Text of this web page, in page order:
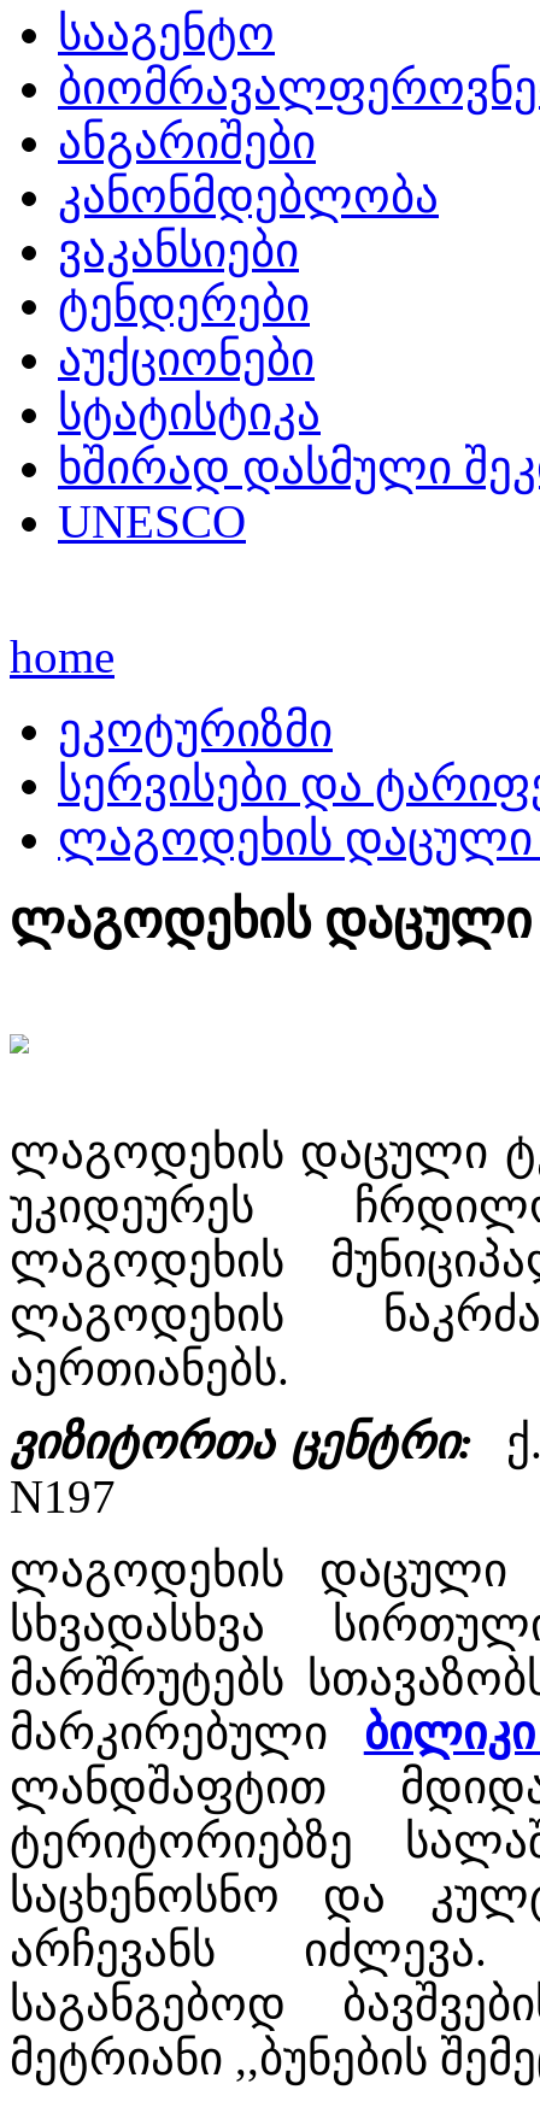
სააგენტო
ანგარიშები
კანონმდებლობა
ვაკანსიები
ტენდერები
აუქციონები
სტატისტიკა
ხშირად დასმული
UNESCO
home
ეკოტურიზმი
სერვისები და
ლაგოდეხის დაცული
ლაგოდეხის დაცული
ლაგოდეხის დაცული
უკიდეურეს
ლაგოდეხის
ლაგოდეხის
აერთიანებს.
ვიზიტორთა ცენტრი:
N197
ლაგოდეხის დაცული
სხვადასხვა
მარშრუტებს
მარკირებული
ლანდშაფტით
ტერიტორიებზე
საცხენოსნო და
არჩევანს იძლევა.
საგანგებოდ
მეტრიანი ,,ბუნების